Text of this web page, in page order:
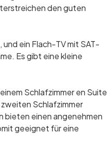
den guten
ein Flach-TV mit SAT-
Es gibt eine kleine
Schlafzimmer en Suite
Schlafzimmer
bieten einen angenehmen
geeignet für eine